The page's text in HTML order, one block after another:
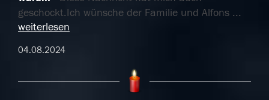
geschockt.Ich wünsche der Familie und Alfons ...
weiterlesen
04.08.2024